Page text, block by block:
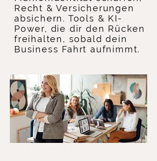
Recht & Versicherungen
absichern. Tools & KI-
Power, die dir den Rücken
freihalten, sobald dein
Business Fahrt aufnimmt.